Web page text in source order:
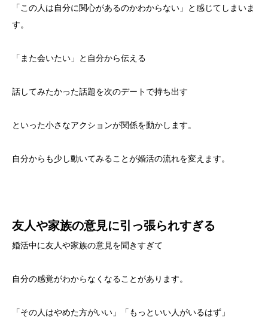
「この人は自分に関心があるのかわからない」と感じてしまいま
す。
「また会いたい」と自分から伝える
話してみたかった話題を次のデートで持ち出す
といった小さなアクションが関係を動かします。
自分からも少し動いてみることが婚活の流れを変えます。
友人や家族の意見に引っ張られすぎる
婚活中に友人や家族の意見を聞きすぎて
自分の感覚がわからなくなることがあります。
「その人はやめた方がいい」「もっといい人がいるはず」